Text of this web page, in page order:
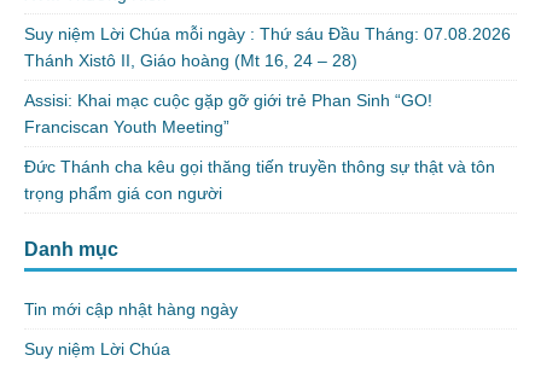
Suy niệm Lời Chúa mỗi ngày : Thứ sáu Đầu Tháng: 07.08.2026
Thánh Xistô II, Giáo hoàng (Mt 16, 24 – 28)
Assisi: Khai mạc cuộc gặp gỡ giới trẻ Phan Sinh “GO!
Franciscan Youth Meeting”
Đức Thánh cha kêu gọi thăng tiến truyền thông sự thật và tôn
trọng phẩm giá con người
Danh mục
Tin mới cập nhật hàng ngày
Suy niệm Lời Chúa